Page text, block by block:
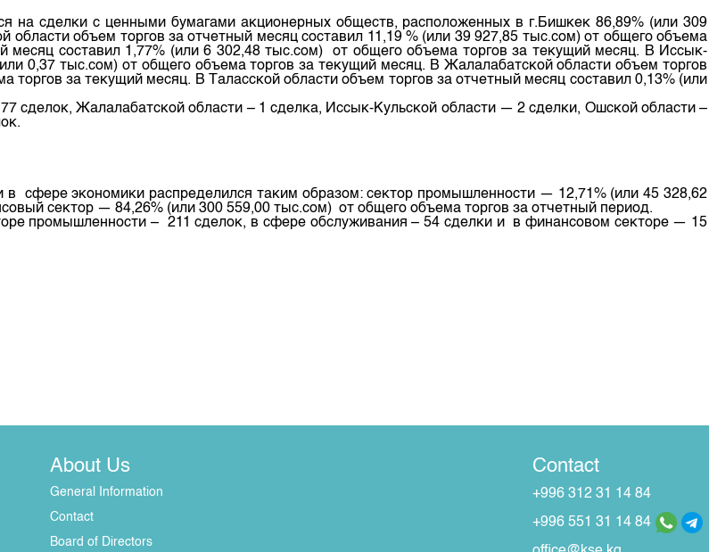
на сделки с ценными бумагами акционерных обществ, расположенных в г.Бишкек 86,89% (или 309
объем торгов за отчетный месяц составил 11,19 % (или 39 927,85 тыс.сом) от общего объема
месяц составил 1,77% (или 6 302,48 тыс.сом) от общего объема торгов за текущий месяц. В Иссык-
0,37 тыс.сом) от общего объема торгов за текущий месяц. В Жалалабатской области объем торгов
за текущий месяц. В Таласской области объем торгов за отчетный месяц составил 0,13% (или
сделок, Жалалабатской области – 1 сделка, Иссык-Кульской области — 2 сделки, Ошской области –
в сфере экономики распределился таким образом: сектор промышленности — 12,71% (или 45 328,62
сектор — 84,26% (или 300 559,00 тыс.сом) от общего объема торгов за отчетный период.
промышленности – 211 сделок, в сфере обслуживания – 54 сделки и в финансовом секторе — 15
About Us
General Information
Contact
Board of Directors
Contact
+996 312 31 14 84
+996 551 31 14 84